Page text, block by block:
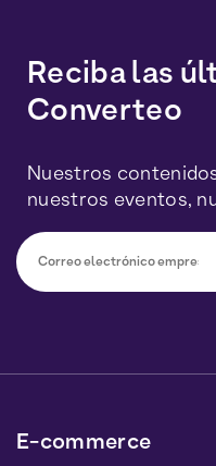
Reciba las
Converteo
Nuestros
nuestros eventos,
E-commerce